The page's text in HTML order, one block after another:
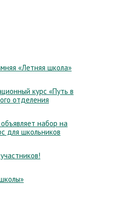
«Летняя школа»
курс «Путь в
отделения
набор на
для школьников